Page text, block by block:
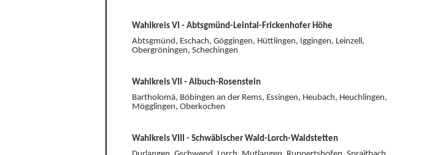
Wahlkreis VI - Abtsgmünd-Leintal-Frickenhofer Höhe
Abtsgmünd, Eschach, Göggingen, Hüttlingen, Iggingen, Leinzell,
Obergröningen, Schechingen
Wahlkreis VII - Albuch-Rosenstein
Bartholomä, Böbingen an der Rems, Essingen, Heubach, Heuchlingen,
Mögglingen, Oberkochen
Wahlkreis VIII - Schwäbischer Wald-Lorch-Waldstetten